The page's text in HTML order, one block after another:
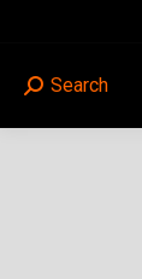
Search:
Search